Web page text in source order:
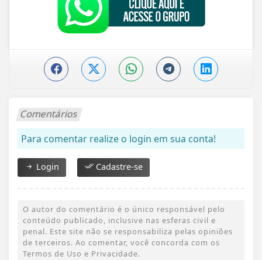
Comentários
Para comentar realize o login em sua conta!
Login Cadastre-se
O autor do comentário é o único responsável pelo
conteúdo publicado, inclusive nas esferas civil e
penal. Este site não se responsabiliza pelas opiniões
de terceiros. Ao comentar, você concorda com os
Termos de Uso e Privacidade.